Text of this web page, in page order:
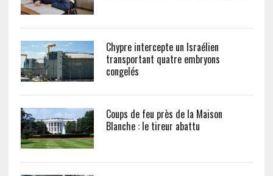
Chypre intercepte un Israélien
transportant quatre embryons
congelés
Coups de feu près de la Maison
Blanche : le tireur abattu